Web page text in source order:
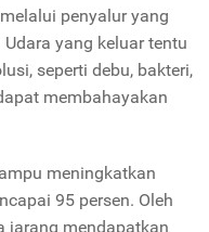
penyalur yang
yang keluar tentu
seperti debu, bakteri,
membahayakan
meningkatkan
95 persen. Oleh
jarang mendapatkan